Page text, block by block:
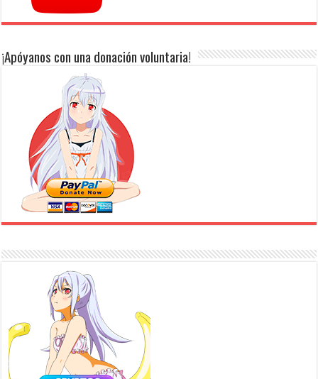
¡Apóyanos con una donación voluntaria!